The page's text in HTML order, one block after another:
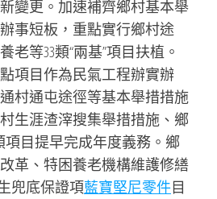
變更。加速補齊鄉村基本舉
事短板，重點實行鄉村途
老等33類“兩基”項目扶植。
項目作為民氣工程辦實辦
村通屯途徑等基本舉措措施
生涯渣滓搜集舉措措施、鄉
項目提早完成年度義務。鄉
革、特困養老機構維護修繕
兜底保證項藍寶堅尼零件目